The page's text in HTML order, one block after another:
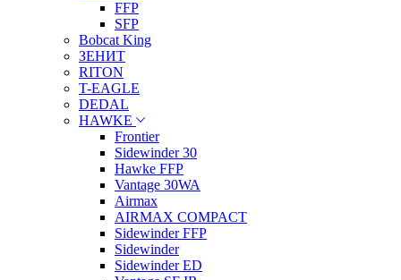
FFP
SFP
Bobcat King
ЗЕНИТ
RITON
T-EAGLE
DEDAL
HAWKE
Frontier
Sidewinder 30
Hawke FFP
Vantage 30WA
Airmax
AIRMAX COMPACT
Sidewinder FFP
Sidewinder
Sidewinder ED